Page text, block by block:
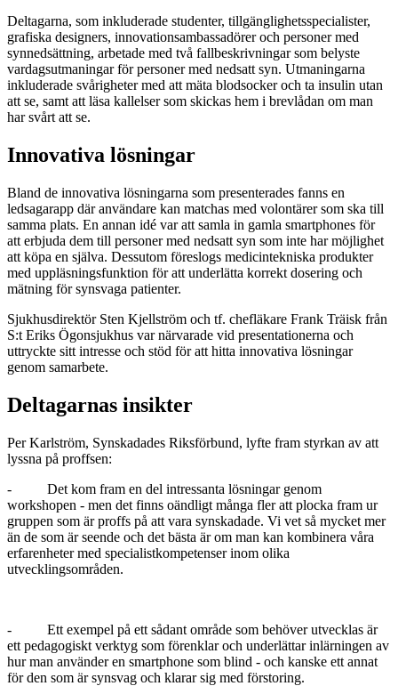
Deltagarna, som inkluderade studenter, tillgänglighetsspecialister,
grafiska designers, innovationsambassadörer och personer med
synnedsättning, arbetade med två fallbeskrivningar som belyste
vardagsutmaningar för personer med nedsatt syn. Utmaningarna
inkluderade svårigheter med att mäta blodsocker och ta insulin utan
att se, samt att läsa kallelser som skickas hem i brevlådan om man
har svårt att se.
Innovativa lösningar
Bland de innovativa lösningarna som presenterades fanns en
ledsagarapp där användare kan matchas med volontärer som ska till
samma plats. En annan idé var att samla in gamla smartphones för
att erbjuda dem till personer med nedsatt syn som inte har möjlighet
att köpa en själva. Dessutom föreslogs medicintekniska produkter
med uppläsningsfunktion för att underlätta korrekt dosering och
mätning för synsvaga patienter.
Sjukhusdirektör Sten Kjellström och tf. chefläkare Frank Träisk från
S:t Eriks Ögonsjukhus var närvarade vid presentationerna och
uttryckte sitt intresse och stöd för att hitta innovativa lösningar
genom samarbete.
Deltagarnas insikter
Per Karlström, Synskadades Riksförbund, lyfte fram styrkan av att
lyssna på proffsen:
- Det kom fram en del intressanta lösningar genom
workshopen - men det finns oändligt många fler att plocka fram ur
gruppen som är proffs på att vara synskadade. Vi vet så mycket mer
än de som är seende och det bästa är om man kan kombinera våra
erfarenheter med specialistkompetenser inom olika
utvecklingsområden.
- Ett exempel på ett sådant område som behöver utvecklas är
ett pedagogiskt verktyg som förenklar och underlättar inlärningen av
hur man använder en smartphone som blind - och kanske ett annat
för den som är synsvag och klarar sig med förstoring.